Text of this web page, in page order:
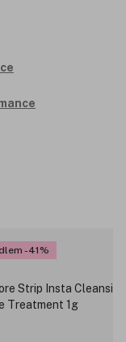
-41%